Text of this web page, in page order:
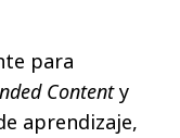
para
Contenty
aprendizaje,